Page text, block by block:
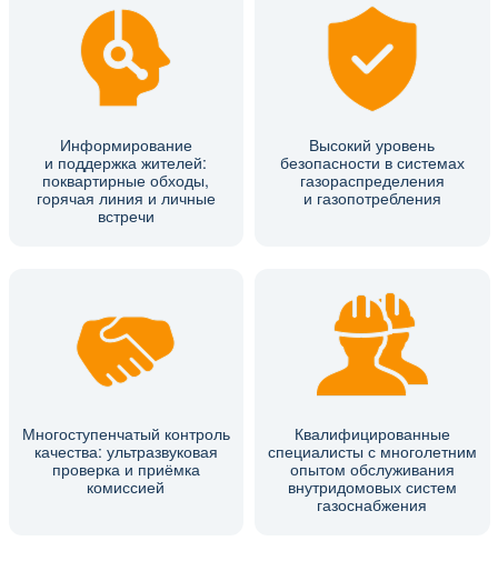
Информирование
и поддержка жителей:
поквартирные обходы,
горячая линия и личные
встречи
Высокий уровень
безопасности в системах
газораспределения
и газопотребления
Многоступенчатый контроль
качества: ультразвуковая
проверка и приёмка
комиссией
Квалифицированные
специалисты с многолетним
опытом обслуживания
внутридомовых систем
газоснабжения